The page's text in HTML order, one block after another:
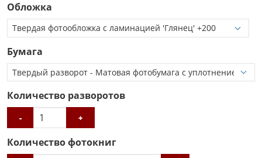
Обложка
Бумага
Количество разворотов
- +
Количество фотокниг